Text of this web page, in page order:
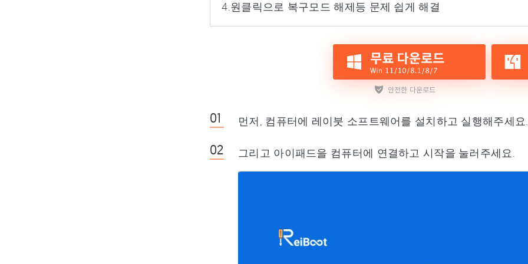
4.원클릭으로 복구모드 해제등 문제 쉽게 해결
먼저, 컴퓨터에 레이붓 소프트웨어를 설치하고 실행해주세요.
그리고 아이패드을 컴퓨터에 연결하고 시작을 눌러주세요.